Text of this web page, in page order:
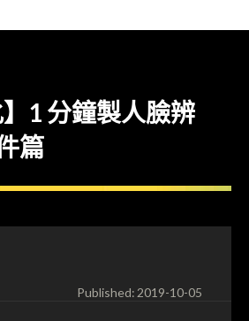
】1 分鐘製人臉辨
篇
Published:2019-10-05